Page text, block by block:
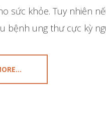
sức khỏe. Tuy nhiên
bệnh ung thư cực kỳ